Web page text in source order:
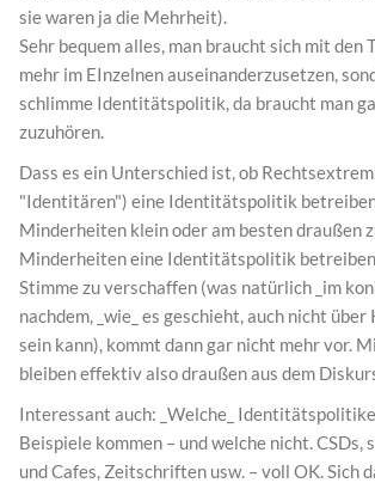
sie waren ja die Mehrheit).
Sehr bequem alles, man braucht sich mit den
mehr im EInzelnen auseinanderzusetzen,
schlimme Identitätspolitik, da braucht man
zuzuhören.
Dass es ein Unterschied ist, ob
"Identitären") eine Identitätspolitik
Minderheiten klein oder am besten draußen
Minderheiten eine Identitätspolitik
Stimme zu verschaffen (was natürlich _im
nachdem, _wie_ es geschieht, auch nicht
sein kann), kommt dann gar nicht mehr vor.
bleiben effektiv also draußen aus dem
Interessant auch: _Welche_
Beispiele kommen – und welche nicht. CSDs,
und Cafes, Zeitschriften usw. – voll OK. Sich